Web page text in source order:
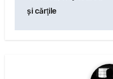
şi cărţile